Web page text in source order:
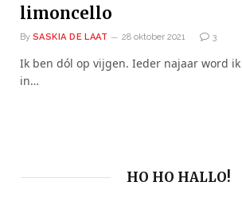
limoncello
By SASKIA DE LAAT 28 oktober 2021 3
Ik ben dól op vijgen. Ieder najaar word
in…
HO HO HALLO!